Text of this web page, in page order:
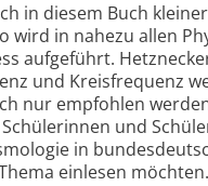
in diesem Buch
wird in nahezu allen
aufgeführt.
und Kreisfrequenz
nur empfohlen
und
in
einlesen möchten.